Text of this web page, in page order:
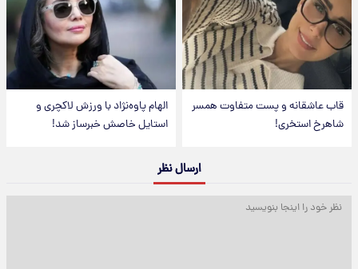
قاب عاشقانه و پست متفاوت همسر
شاهرخ استخری!
الهام پاوه‌نژاد با ورزش لاکچری و
استایل خاصش خبرساز شد!
ارسال نظر